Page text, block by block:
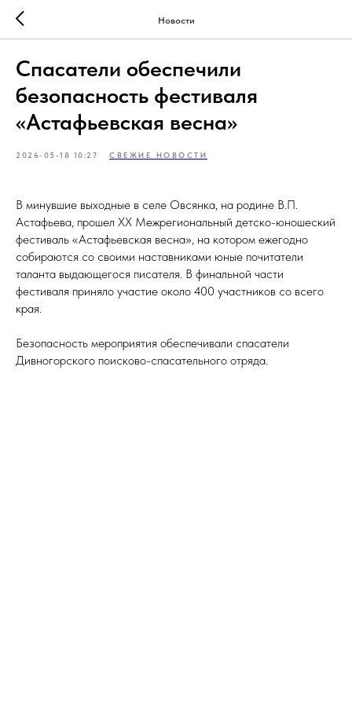
Новости
Спасатели обеспечили
безопасность фестиваля
«Астафьевская весна»
2026-05-18 10:27 СВЕЖИЕ НОВОСТИ
В минувшие выходные в селе Овсянка, на родине В.П.
Астафьева, прошел XX Межрегиональный детско-юношеский
фестиваль «Астафьевская весна», на котором ежегодно
собираются со своими наставниками юные почитатели
таланта выдающегося писателя. В финальной части
фестиваля приняло участие около 400 участников со всего
края.
Безопасность мероприятия обеспечивали спасатели
Дивногорского поисково-спасательного отряда.